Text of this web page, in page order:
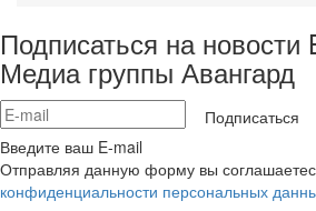
Подписаться на новости
Медиа группы Авангард
Подписаться
Введите ваш E-mail
Отправляя данную форму вы
конфиденциальности персональных